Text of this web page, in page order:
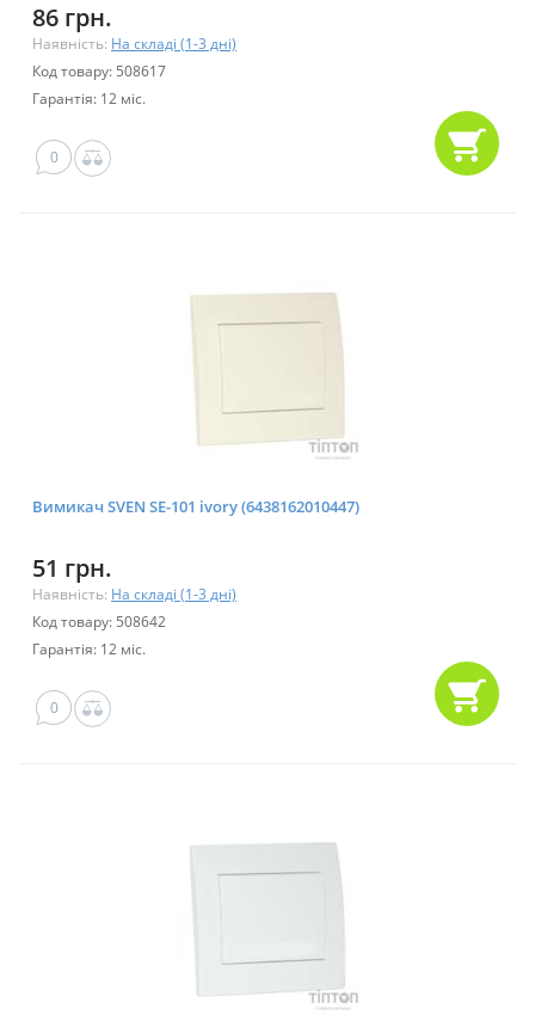
86 грн.
Наявність: На складі (1-3 дні)
Код товару: 508617
Гарантія: 12 міс.
0
Вимикач SVEN SE-101 ivory (6438162010447)
51 грн.
Наявність: На складі (1-3 дні)
Код товару: 508642
Гарантія: 12 міс.
0